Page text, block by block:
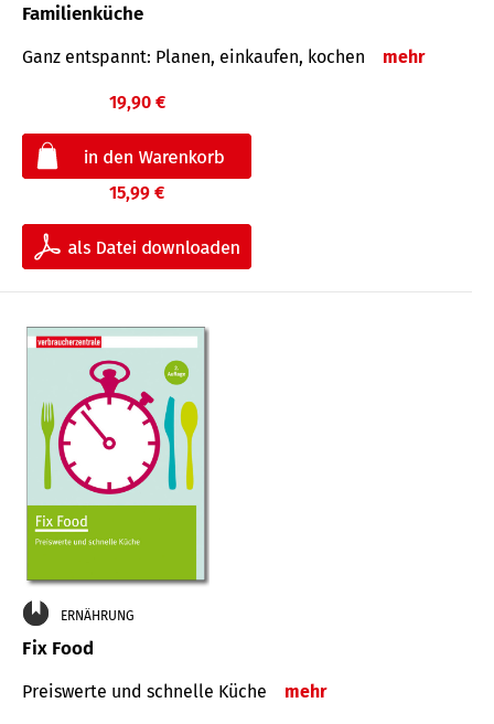
Familienküche
Ganz entspannt: Planen, einkaufen, kochen mehr
19,90 €
15,99 €
ERNÄHRUNG
Fix Food
Preiswerte und schnelle Küche mehr